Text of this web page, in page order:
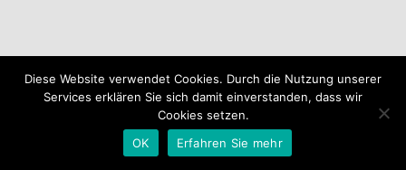
Diese Website verwendet Cookies. Durch die Nutzung unserer
Services erklären Sie sich damit einverstanden, dass wir
Cookies setzen.
OK
Erfahren Sie mehr